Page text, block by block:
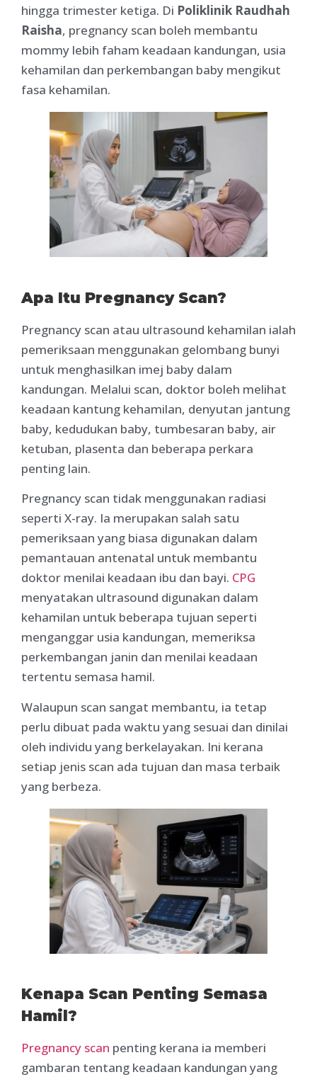
hingga trimester ketiga. Di Poliklinik Raudhah
Raisha, pregnancy scan boleh membantu
mommy lebih faham keadaan kandungan, usia
kehamilan dan perkembangan baby mengikut
fasa kehamilan.
Apa Itu Pregnancy Scan?
Pregnancy scan atau ultrasound kehamilan ialah
pemeriksaan menggunakan gelombang bunyi
untuk menghasilkan imej baby dalam
kandungan. Melalui scan, doktor boleh melihat
keadaan kantung kehamilan, denyutan jantung
baby, kedudukan baby, tumbesaran baby, air
ketuban, plasenta dan beberapa perkara
penting lain.
Pregnancy scan tidak menggunakan radiasi
seperti X-ray. Ia merupakan salah satu
pemeriksaan yang biasa digunakan dalam
pemantauan antenatal untuk membantu
doktor menilai keadaan ibu dan bayi. CPG
menyatakan ultrasound digunakan dalam
kehamilan untuk beberapa tujuan seperti
menganggar usia kandungan, memeriksa
perkembangan janin dan menilai keadaan
tertentu semasa hamil.
Walaupun scan sangat membantu, ia tetap
perlu dibuat pada waktu yang sesuai dan dinilai
oleh individu yang berkelayakan. Ini kerana
setiap jenis scan ada tujuan dan masa terbaik
yang berbeza.
Kenapa Scan Penting Semasa
Hamil?
Pregnancy scan penting kerana ia memberi
gambaran tentang keadaan kandungan yang